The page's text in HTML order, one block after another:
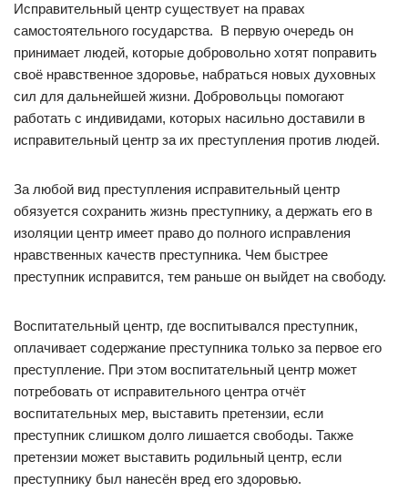
Исправительный центр существует на правах
самостоятельного государства. В первую очередь он
принимает людей, которые добровольно хотят поправить
своё нравственное здоровье, набраться новых духовных
сил для дальнейшей жизни. Добровольцы помогают
работать с индивидами, которых насильно доставили в
исправительный центр за их преступления против людей.
За любой вид преступления исправительный центр
обязуется сохранить жизнь преступнику, а держать его в
изоляции центр имеет право до полного исправления
нравственных качеств преступника. Чем быстрее
преступник исправится, тем раньше он выйдет на свободу.
Воспитательный центр, где воспитывался преступник,
оплачивает содержание преступника только за первое его
преступление. При этом воспитательный центр может
потребовать от исправительного центра отчёт
воспитательных мер, выставить претензии, если
преступник слишком долго лишается свободы. Также
претензии может выставить родильный центр, если
преступнику был нанесён вред его здоровью.